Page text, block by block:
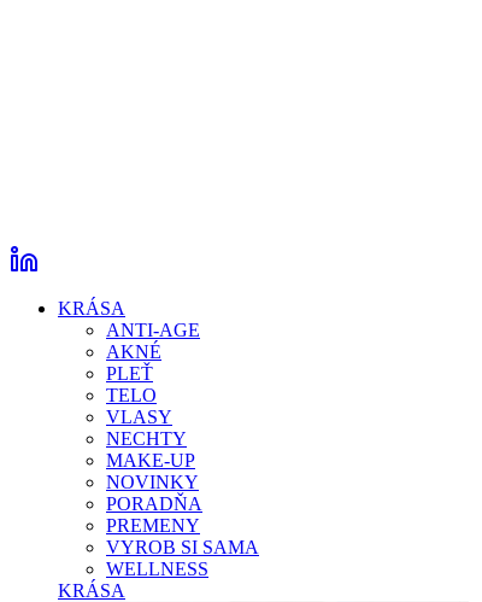
KRÁSA
ANTI-AGE
AKNÉ
PLEŤ
TELO
VLASY
NECHTY
MAKE-UP
NOVINKY
PORADŇA
PREMENY
VYROB SI SAMA
WELLNESS
KRÁSA